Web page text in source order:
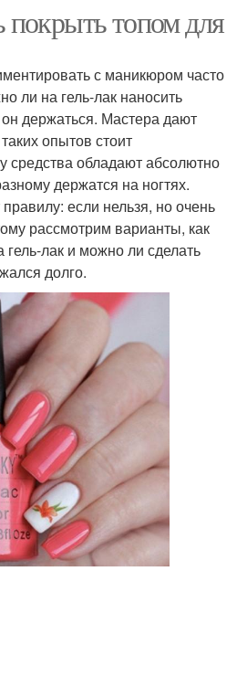
топом для
с маникюром часто
ли на гель-лак наносить
держаться. Мастера дают
опытов стоит
средства обладают абсолютно
держатся на ногтях.
если нельзя, но очень
рассмотрим варианты, как
лак и можно ли сделать
долго.